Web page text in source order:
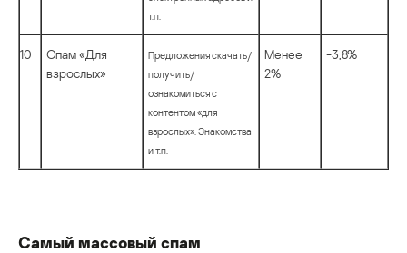
т.п.
10
Спам «Для
взрослых»
Предложения скачать/
получить/
ознакомиться с
контентом «для
взрослых». Знакомства
и т.п.
Менее
2%
-3,8%
Самый массовый спам